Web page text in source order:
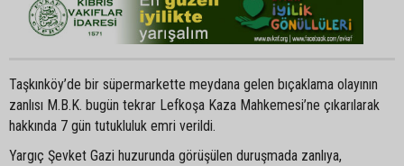
Taşkınköy’de bir süpermarkette meydana gelen bıçaklama olayının
zanlısı M.B.K. bugün tekrar Lefkoşa Kaza Mahkemesi’ne çıkarılarak
hakkında 7 gün tutukluluk emri verildi.
Yargıç Şevket Gazi huzurunda görüşülen duruşmada zanlıya,